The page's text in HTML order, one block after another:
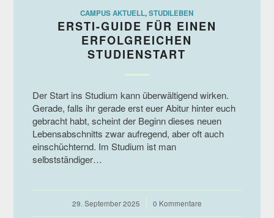
CAMPUS AKTUELL,STUDILEBEN
ERSTI-GUIDE FÜR EINEN
ERFOLGREICHEN
STUDIENSTART
Der Start ins Studium kann überwältigend wirken.
Gerade, falls ihr gerade erst euer Abitur hinter euch
gebracht habt, scheint der Beginn dieses neuen
Lebensabschnitts zwar aufregend, aber oft auch
einschüchternd. Im Studium ist man
selbstständiger…
29. September 2025
/ 0 Kommentare